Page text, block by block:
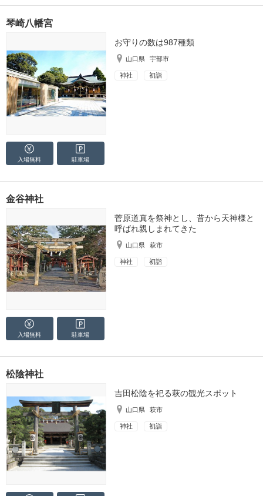
琴崎八幡宮
お守りの数は987種類
山口県 宇部市
神社 初詣
入場無料 駐車場
金谷神社
菅原道真を祭神とし、昔から天神様と
呼ばれ親しまれてきた
山口県 萩市
神社 初詣
入場無料 駐車場
松陰神社
吉田松陰を祀る萩の観光スポット
山口県 萩市
神社 初詣